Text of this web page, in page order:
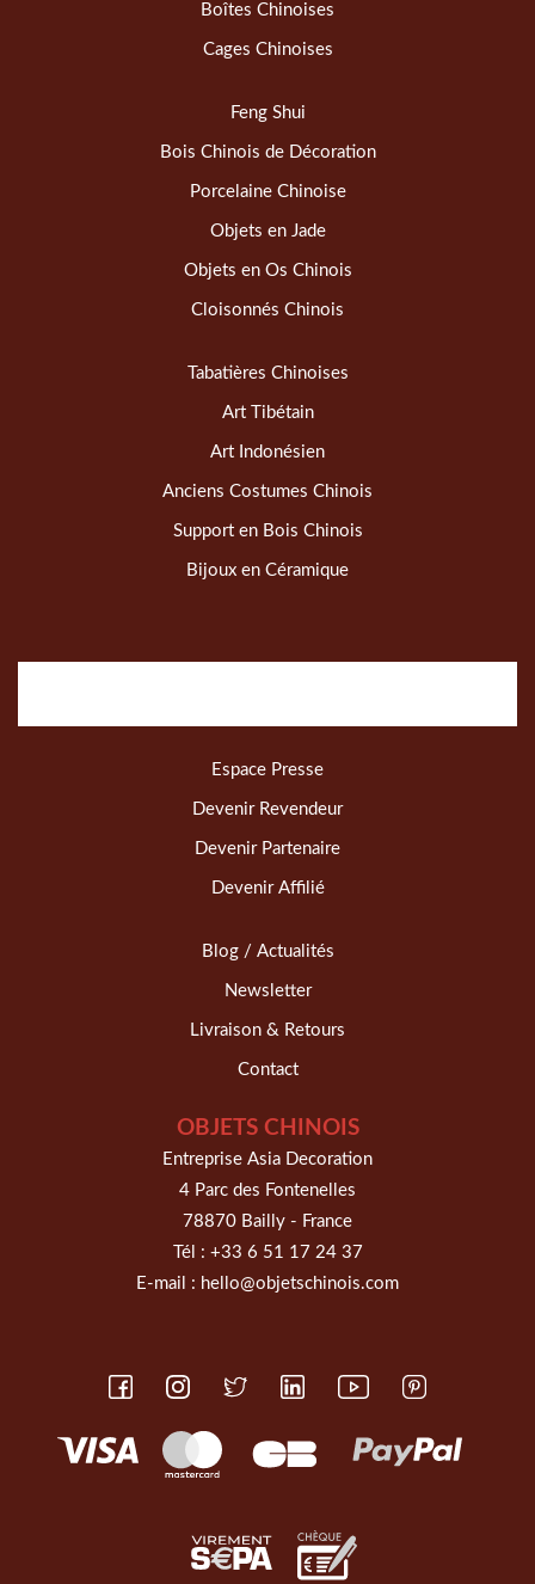
Boîtes Chinoises
Cages Chinoises
Feng Shui
Bois Chinois de Décoration
Porcelaine Chinoise
Objets en Jade
Objets en Os Chinois
Cloisonnés Chinois
Tabatières Chinoises
Art Tibétain
Art Indonésien
Anciens Costumes Chinois
Support en Bois Chinois
Bijoux en Céramique
Espace Presse
Devenir Revendeur
Devenir Partenaire
Devenir Affilié
Blog / Actualités
Newsletter
Livraison & Retours
Contact
OBJETS CHINOIS
Entreprise Asia Decoration
4 Parc des Fontenelles
78870 Bailly - France
Tél : +33 6 51 17 24 37
E-mail : hello@objetschinois.com